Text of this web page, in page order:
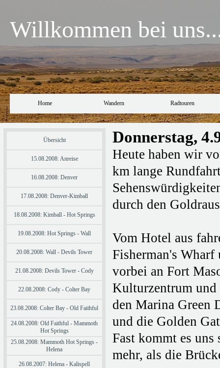
Home Wandern Radtouren
Willkommen bei
Übersicht
15.08.2008: Anreise
16.08.2008: Denver
17.08.2008: Denver-Kimball
18.08.2008: Kimball - Hot Springs
19.08.2008: Hot Springs - Wall
20.08.2008: Wall - Devils Tower
21.08.2008: Devils Tower - Cody
22.08.2008: Cody - Colter Bay
23.08.2008: Colter Bay - Old Faithful
24.08.2008: Old Faithful - Mammoth
Hot Springs
25.08.2008: Mammoth Hot Springs -
Helena
26.08.2007: Helena - Kalispell
Donnerstag,
Heute haben wir
km lange
durch den
Vom Hotel aus
Fisherman's Wharf
vorbei an Fort
Kulturzentrum und
den Marina Green
und die Golden
Fast kommt es
mehr, als die